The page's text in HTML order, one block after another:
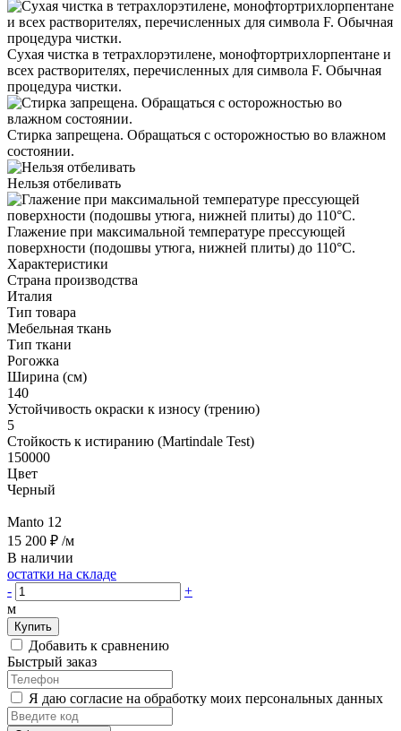
Сухая чистка в тетрахлорэтилене, монофтортрихлорпентане и
всех растворителях, перечисленных для символа F. Обычная
процедура чистки.
Стирка запрещена. Обращаться с осторожностью во влажном
состоянии.
Нельзя отбеливать
Глажение при максимальной температуре прессующей
поверхности (подошвы утюга, нижней плиты) до 110°С.
Характеристики
Страна производства
Италия
Тип товара
Мебельная ткань
Тип ткани
Рогожка
Ширина (см)
140
Устойчивость окраски к износу (трению)
5
Стойкость к истиранию (Martindale Test)
150000
Цвет
Черный
Manto 12
15 200 ₽ /м
В наличии
остатки на складе
-
+
м
Купить
Добавить к сравнению
Быстрый заказ
Я даю согласие на обработку моих персональных данных